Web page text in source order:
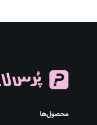
محصول‌ها